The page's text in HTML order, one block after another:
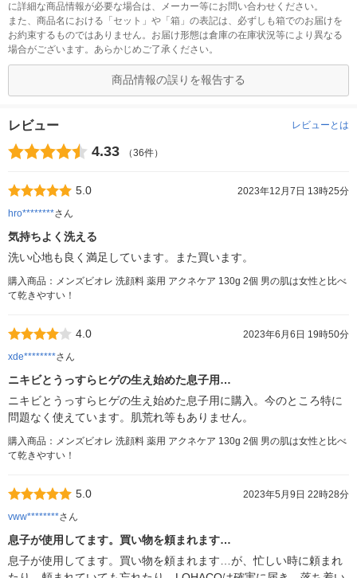
に詳細な商品情報が必要な場合は、メーカー等にお問い合わせください。
また、商品名における「セット」や「箱」の表記は、必ずしも箱でのお届けを
お約束するものではありません。お届け形態は倉庫の在庫状況等により異なる
場合がございます。あらかじめご了承ください。
商品情報の誤りを報告する
レビュー レビューとは
4.33 （36件）
5.0
2023年12月7日 13時25分
hro********さん
気持ちよく洗える
洗い心地も良く満足しています。また買います。
購入商品：メンズビオレ 洗顔料 薬用 アクネケア 130g 2個 男の肌は女性と比べ
て乾きやすい！
4.0
2023年6月6日 19時50分
xde********さん
ニキビとうっすらヒゲの生え始めた息子用…
ニキビとうっすらヒゲの生え始めた息子用に購入。今のところ特に
問題なく使えています。肌荒れ等もありません。
購入商品：メンズビオレ 洗顔料 薬用 アクネケア 130g 2個 男の肌は女性と比べ
て乾きやすい！
5.0
2023年5月9日 22時28分
vww********さん
息子が使用してます。買い物を頼まれます…
息子が使用してます。買い物を頼まれます…が、忙しい時に頼まれ